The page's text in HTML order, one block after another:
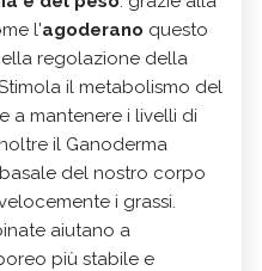
l'agoderano questo
regolazione della
il metabolismo del
a mantenere i livelli di
il Ganoderma
del nostro corpo
i grassi.
aiutano a
più stabile e